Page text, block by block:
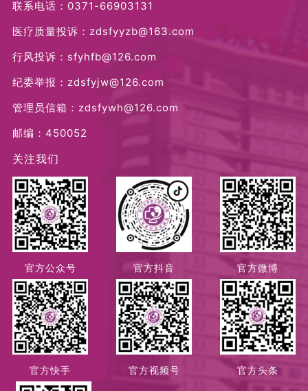
联系电话：0371-66903131
医疗质量投诉：zdsfyyzb@163.com
行风投诉：sfyhfb@126.com
纪委举报：zdsfyjw@126.com
管理员信箱：zdsfywh@126.com
邮编：450052
关注我们
官方公众号 官方抖音 官方微博
官方快手 官方视频号 官方头条